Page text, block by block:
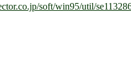
soft/win95/util/